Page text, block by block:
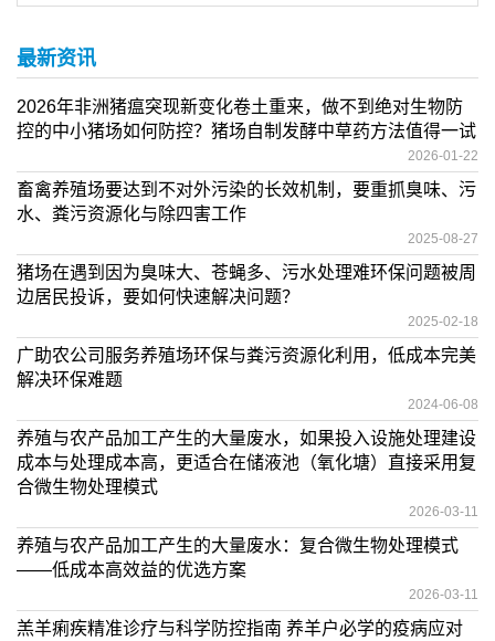
最新资讯
2026年非洲猪瘟突现新变化卷土重来，做不到绝对生物防
控的中小猪场如何防控？猪场自制发酵中草药方法值得一试
2026-01-22
畜禽养殖场要达到不对外污染的长效机制，要重抓臭味、污
水、粪污资源化与除四害工作
2025-08-27
猪场在遇到因为臭味大、苍蝇多、污水处理难环保问题被周
边居民投诉，要如何快速解决问题？
2025-02-18
广助农公司服务养殖场环保与粪污资源化利用，低成本完美
解决环保难题
2024-06-08
养殖与农产品加工产生的大量废水，如果投入设施处理建设
成本与处理成本高，更适合在储液池（氧化塘）直接采用复
合微生物处理模式
2026-03-11
养殖与农产品加工产生的大量废水：复合微生物处理模式
——低成本高效益的优选方案
2026-03-11
羔羊痢疾精准诊疗与科学防控指南 养羊户必学的疫病应对